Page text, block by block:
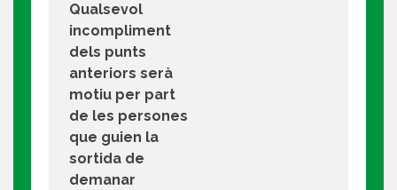
Qualsevol
incompliment
dels punts
anteriors serà
motiu per part
de les persones
que guien la
sortida de
demanar